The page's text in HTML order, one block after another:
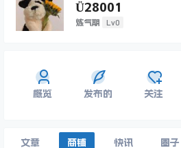
Ü28001
炼气期 Lv0
概览 发布的 关注
文章 商铺 快讯 圈子